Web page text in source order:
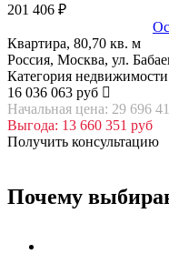
201 406 ₽
Квартира, 80,70 кв. м
Россия, Москва, ул.
Категория
16 036 063 руб
Начальная цена: 29 696
Выгода: 13 660 351 руб
Получить консультацию
Почему